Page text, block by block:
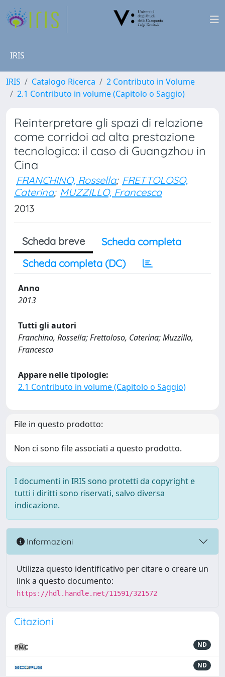
IRIS
IRIS Catalogo Ricerca
2 Contributo in Volume
2.1 Contributo in volume (Capitolo o Saggio)
Reinterpretare gli spazi di relazione
come corridoi ad alta prestazione
tecnologica: il caso di Guangzhou in
Cina
FRANCHINO, Rossella; FRETTOLOSO,
Caterina; MUZZILLO, Francesca
2013
Scheda breve
Scheda completa
Scheda completa (DC)
Anno
2013
Tutti gli autori
Franchino, Rossella; Frettoloso, Caterina; Muzzillo,
Francesca
Appare nelle tipologie:
2.1 Contributo in volume (Capitolo o Saggio)
File in questo prodotto:
Non ci sono file associati a questo prodotto.
I documenti in IRIS sono protetti da copyright e
tutti i diritti sono riservati, salvo diversa
indicazione.
Informazioni
Utilizza questo identificativo per citare o creare un
link a questo documento:
https://hdl.handle.net/11591/321572
Citazioni
ND
ND